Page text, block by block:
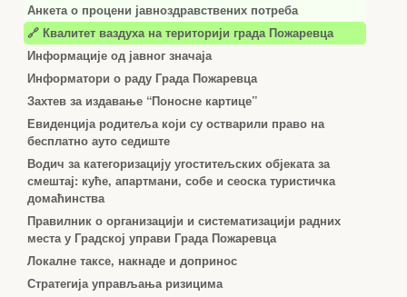
Анкета о процени јавноздравствених потреба
🔗 Квалитет ваздуха на територији града Пожаревца
Информације од јавног значаја
Информатори о раду Града Пожаревца
Захтев за издавање “Поносне картице”
Евиденција родитеља који су остварили право на
бесплатно ауто седиште
Водич за категоризацију угоститељских објеката за
смештај: куће, апартмани, собе и сеоска туристичка
домаћинства
Правилник о организацији и систематизацији радних
места у Градској управи Града Пожаревца
Локалне таксе, накнаде и допринос
Стратегија управљања ризицима